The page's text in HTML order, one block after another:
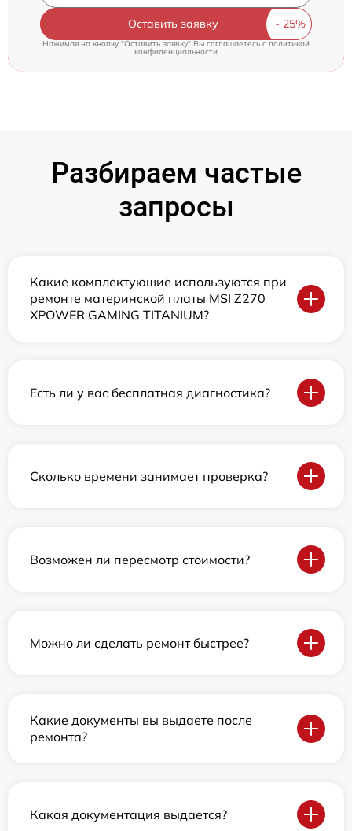
Оставить заявку
Нажимая на кнопку "Оставить заявку" Вы соглашаетесь c политикой
конфиденциальности
Разбираем частые
запросы
Какие комплектующие используются при
ремонте материнской платы MSI Z270
XPOWER GAMING TITANIUM?
Есть ли у вас бесплатная диагностика?
Сколько времени занимает проверка?
Возможен ли пересмотр стоимости?
Можно ли сделать ремонт быстрее?
Какие документы вы выдаете после
ремонта?
Какая документация выдается?